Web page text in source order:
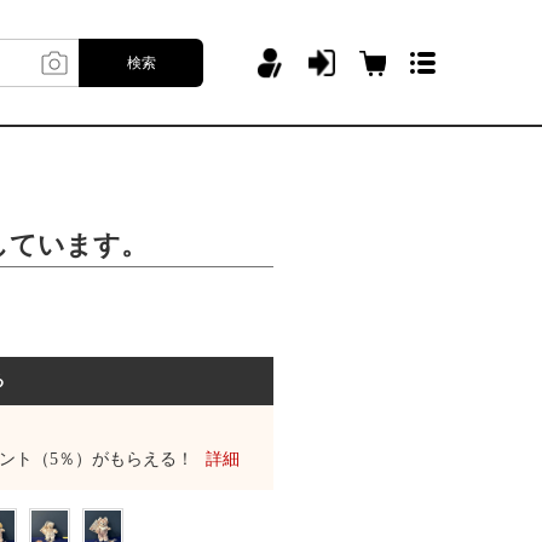
検索
います。
ト（5％）がもらえる！ 詳細